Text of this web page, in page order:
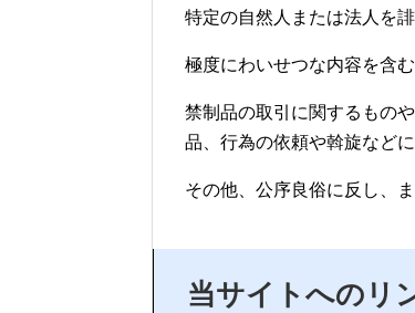
特定の自然人または法人を
極度にわいせつな内容を含む
禁制品の取引に関するもの
品、行為の依頼や斡旋などに
その他、公序良俗に反し、
当サイトへのリ